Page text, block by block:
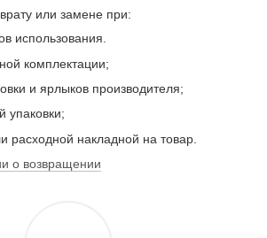
или замене при:
использования.
комплектации;
и ярлыков производителя;
упаковки;
расходной накладной на товар.
о возвращении